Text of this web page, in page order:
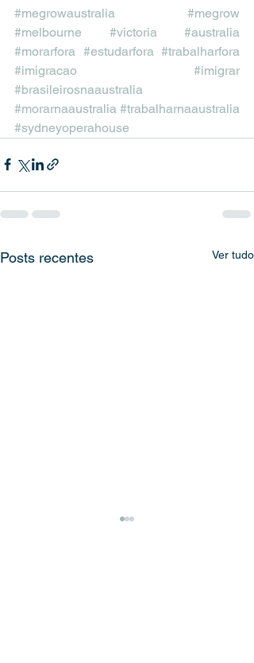
#megrowaustralia
#megrow
#melbourne
#victoria
#australia
#morarfora #estudarfora #trabalharfora
#imigracao
#imigrar
#brasileirosnaaustralia
#morarnaaustralia #trabalharnaaustralia
#sydneyoperahouse
Posts recentes Ver tudo